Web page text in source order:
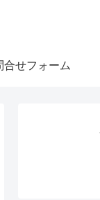
合せフォーム